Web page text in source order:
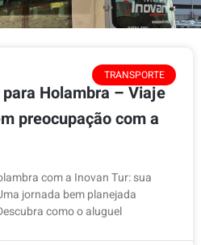
TRANSPORTE
Holambra – Viaje
preocupação com a
com a Inovan Tur: sua
jornada bem planejada
como o aluguel